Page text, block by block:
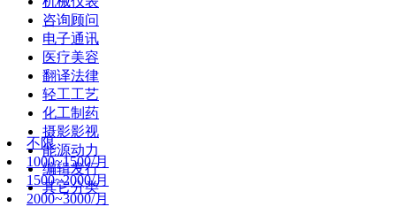
咨询顾问
电子通讯
医疗美容
翻译法律
轻工工艺
化工制药
摄影影视
能源动力
编辑发行
其它分类
不限
1000~1500/月
1500~2000/月
2000~3000/月